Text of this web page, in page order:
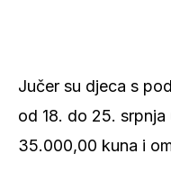
Jučer su djeca s
od 18. do 25.
35.000,00 kuna i